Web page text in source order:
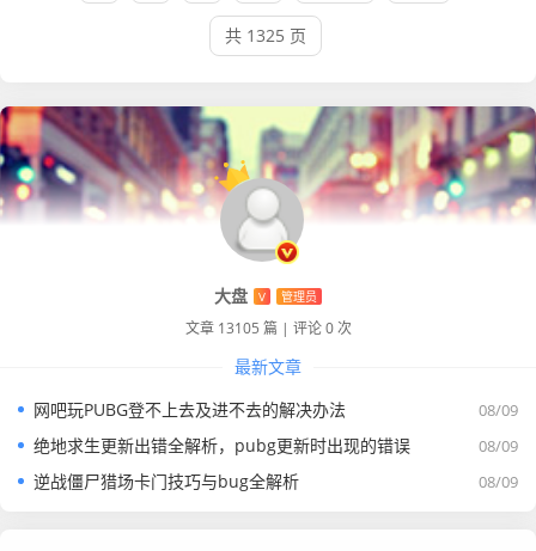
共 1325 页
大盘 V 管理员
文章 13105 篇 | 评论 0 次
最新文章
08/09
网吧玩PUBG登不上去及进不去的解决办法
08/09
绝地求生更新出错全解析，pubg更新时出现的错误
08/09
逆战僵尸猎场卡门技巧与bug全解析